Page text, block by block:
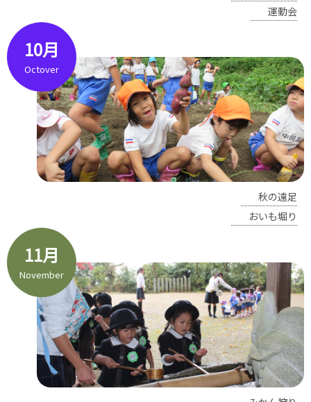
運動会
10月
Octover
秋の遠足
おいも堀り
11月
November